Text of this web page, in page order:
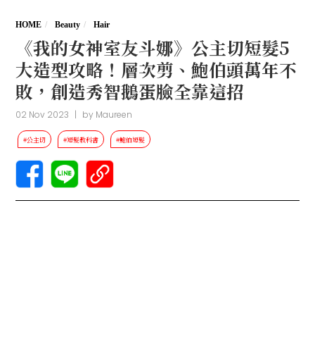
HOME Beauty Hair
《我的女神室友斗娜》公主切短髮5
大造型攻略！層次剪、鮑伯頭萬年不
敗，創造秀智鵝蛋臉全靠這招
02 Nov 2023 | by Maureen
#公主切 #短髮教科書 #鮑伯短髮